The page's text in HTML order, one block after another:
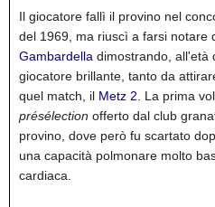
Il giocatore fallì il provino nel
del 1969, ma riuscì a farsi notare
Gambardella dimostrando, all'età
giocatore brillante, tanto da
quel match, il Metz 2 . La prima
présélection offerto dal club
provino, dove però fu scartato
una capacità polmonare molto
cardiaca.